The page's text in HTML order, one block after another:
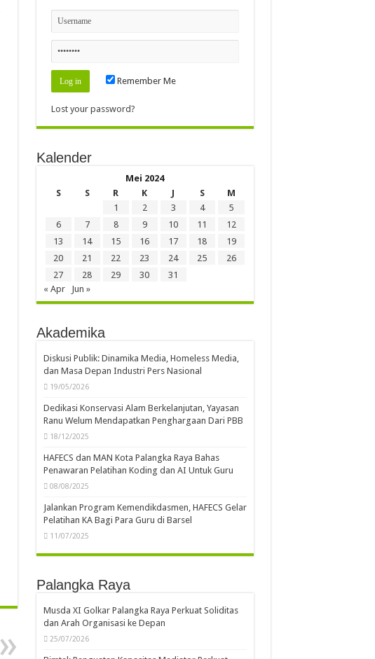
Remember Me
Lost your password?
Kalender
Mei 2024
S
S R K J S
M
1
2 3 4
5
6
7 8 9 10 11
12
13
14 15 16 17 18
19
20
21 22 23 24 25
26
27
28 29 30
31
« Apr
Jun »
Akademika
Diskusi Publik: Dinamika Media, Homeless Media,
dan Masa Depan Industri Pers Nasional
19/05/2026
Dedikasi Konservasi Alam Berkelanjutan, Yayasan
Ranu Welum Mendapatkan Penghargaan Dari PBB
18/12/2025
HAFECS dan MAN Kota Palangka Raya Bahas
Penawaran Pelatihan Koding dan AI Untuk Guru
08/08/2025
Jalankan Program Kemendikdasmen, HAFECS Gelar
Pelatihan KA Bagi Para Guru di Barsel
11/07/2025
Palangka Raya
Musda XI Golkar Palangka Raya Perkuat Soliditas
dan Arah Organisasi ke Depan
25/07/2026